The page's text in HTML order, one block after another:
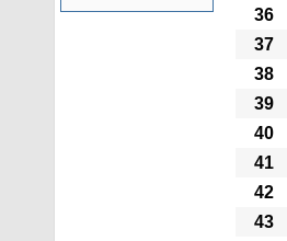
36
37
38
39
40
41
42
43